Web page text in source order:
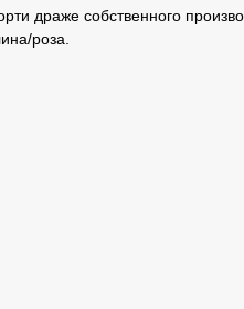
драже собственного
роза.